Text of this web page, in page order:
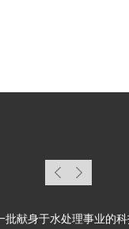
献身于水处理事业的科